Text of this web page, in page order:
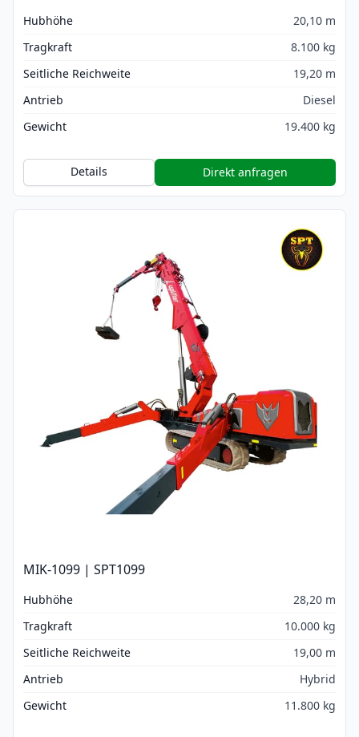
Hubhöhe
20,10 m
Tragkraft
8.100 kg
Seitliche Reichweite
19,20 m
Antrieb
Diesel
Gewicht
19.400 kg
Details Direkt anfragen
MIK-1099 | SPT1099
Hubhöhe
28,20 m
Tragkraft
10.000 kg
Seitliche Reichweite
19,00 m
Antrieb
Hybrid
Gewicht
11.800 kg